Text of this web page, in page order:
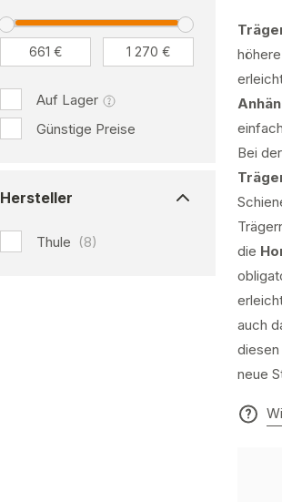
Auf Lager
Günstige Preise
Hersteller
Thule (8)
Bei
die
auch
diesen
neue